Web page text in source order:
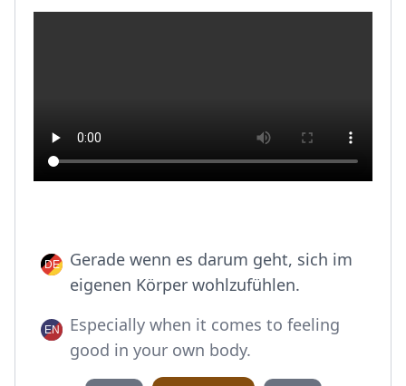
Gerade wenn es darum geht, sich im
eigenen Körper wohlzufühlen.
Especially when it comes to feeling
good in your own body.